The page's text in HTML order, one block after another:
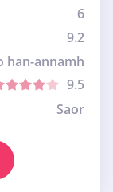
6
9.2
han-annamh
9.5
Saor